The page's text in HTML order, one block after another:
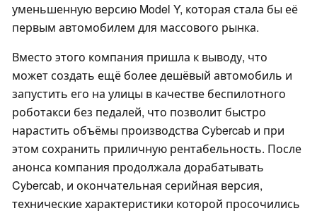
уменьшенную версию Model Y, которая стала бы её
первым автомобилем для массового рынка.
Вместо этого компания пришла к выводу, что
может создать ещё более дешёвый автомобиль и
запустить его на улицы в качестве беспилотного
роботакси без педалей, что позволит быстро
нарастить объёмы производства Cybercab и при
этом сохранить приличную рентабельность. После
анонса компания продолжала дорабатывать
Cybercab, и окончательная серийная версия,
технические характеристики которой просочились